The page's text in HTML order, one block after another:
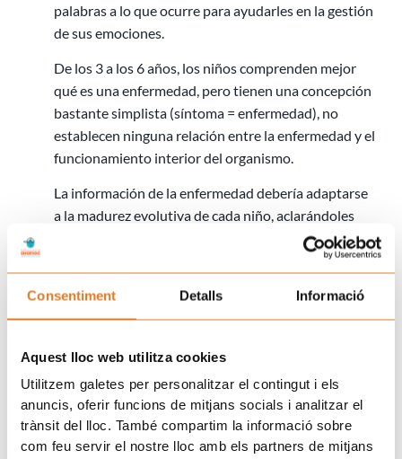
Consentiment Detalls Informació
Aquest lloc web utilitza cookies
Utilitzem galetes per personalitzar el contingut i els
anuncis, oferir funcions de mitjans socials i analitzar el
trànsit del lloc. També compartim la informació sobre
com feu servir el nostre lloc amb els partners de mitjans
palabras a lo que ocurre para ayudarles en la gestión
de sus emociones.
De los 3 a los 6 años, los niños comprenden mejor
qué es una enfermedad, pero tienen una concepción
bastante simplista (síntoma = enfermedad), no
establecen ninguna relación entre la enfermedad y el
funcionamiento interior del organismo.
La información de la enfermedad debería adaptarse
a la madurez evolutiva de cada niño, aclarándoles
que no son culpables y que ésta no es un castigo. A
su vez, hay que explicarles que es normal que
y la tristeza. Con un lenguaje expresivo más
su malestar no sólo con el llanto.
En estas edades es importante poder anticiparse y
explicarles qué está sucediendo en su entorno y
cómo va desarrollándose el proceso médico.